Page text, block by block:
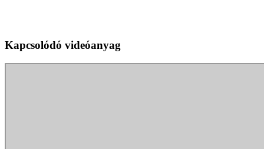
Kapcsolódó videóanyag